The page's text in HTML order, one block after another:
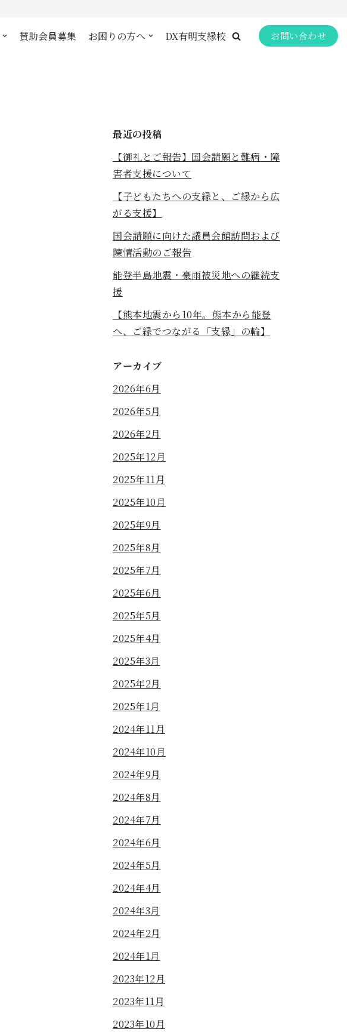
賛助会員募集 お困りの方へ DX有明支縁校 お問い合わせ
最近の投稿
【御礼とご報告】国会請願と難病・障
害者支援について
【子どもたちへの支縁と、ご縁から広
がる支援】
国会請願に向けた議員会館訪問および
陳情活動のご報告
能登半島地震・豪雨被災地への継続支
援
【熊本地震から10年。熊本から能登
へ、ご縁でつながる「支縁」の輪】
アーカイブ
2026年6月
2026年5月
2026年2月
2025年12月
2025年11月
2025年10月
2025年9月
2025年8月
2025年7月
2025年6月
2025年5月
2025年4月
2025年3月
2025年2月
2025年1月
2024年11月
2024年10月
2024年9月
2024年8月
2024年7月
2024年6月
2024年5月
2024年4月
2024年3月
2024年2月
2024年1月
2023年12月
2023年11月
2023年10月